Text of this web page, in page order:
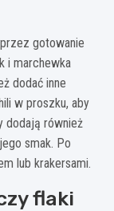
gotowanie
i marchewka
dodać inne
w proszku, aby
dodają również
smak. Po
lub krakersami.
flaki